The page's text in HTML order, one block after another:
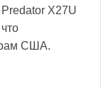
X27U
США.